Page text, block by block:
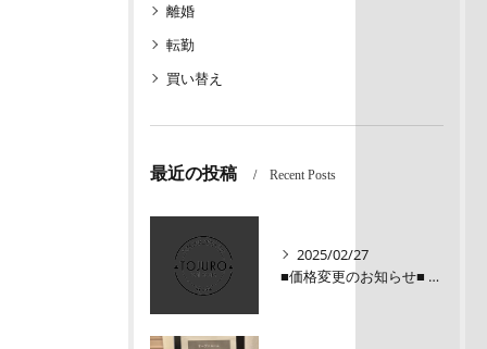
離婚
転勤
買い替え
最近の投稿 Recent Posts
2025/02/27
■価格変更のお知らせ■ メロディーハイム三条堺町2階